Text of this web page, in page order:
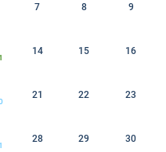
7 8 9
14 15 16
21 22 23
28 29 30